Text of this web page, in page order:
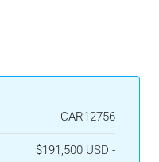
CAR12756
$191,500 USD -